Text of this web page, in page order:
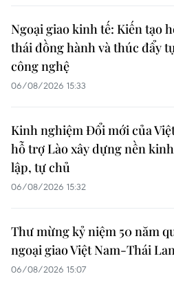
Ngoại giao kinh tế: Kiến tạo
thái đồng hành và thúc đẩy
công nghệ
06/08/2026 15:33
Kinh nghiệm Đổi mới của
hỗ trợ Lào xây dựng nền
lập, tự chủ
06/08/2026 15:32
Thư mừng kỷ niệm 50 năm
ngoại giao Việt Nam-Thái Lan
06/08/2026 15:07